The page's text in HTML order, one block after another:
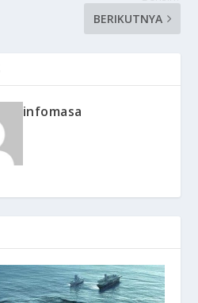
BERIKUTNYA
infomasa